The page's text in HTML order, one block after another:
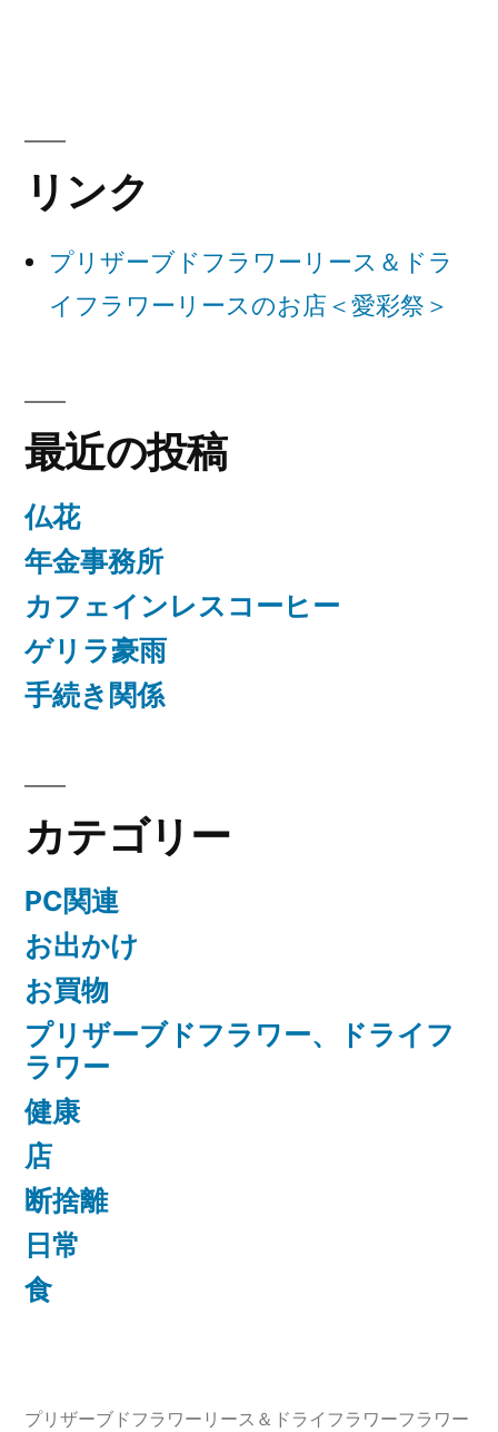
シ
ョ
ン
リンク
プリザーブドフラワーリース＆ドラ
イフラワーリースのお店＜愛彩祭＞
最近の投稿
仏花
年金事務所
カフェインレスコーヒー
ゲリラ豪雨
手続き関係
カテゴリー
PC関連
お出かけ
お買物
プリザーブドフラワー、ドライフ
ラワー
健康
店
断捨離
日常
食
プリザーブドフラワーリース＆ドライフラワーフラワー